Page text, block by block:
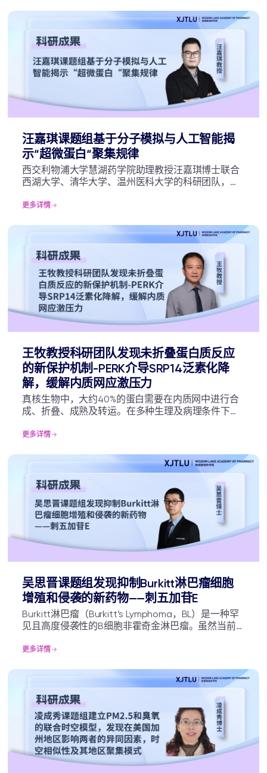
汪嘉琪课题组基于分子模拟与人工智能揭
示“超微蛋白“聚集规律
西交利物浦大学慧湖药学院助理教授汪嘉琪博士联合
西湖大学、清华大学、温州医科大学的科研团队，在
肽）聚集理论的研究论文：Aggregation Rules of
五肽在中性水溶液中的聚集规律及聚集体形貌形成规
律，为发展多肽药物及多肽医药功能材料（如抗菌水
凝胶、药物递送系统、免疫佐剂等）提供了坚实的理
论依据与海量的聚集多肽候选序列库。
更多详情
王牧教授科研团队发现未折叠蛋白质反应
的新保护机制-PERK介导SRP14泛素化降
解，缓解内质网应激压力
真核生物中，大约40%的蛋白需要在内质网中进行合
成、折叠、成熟及转运。在多种生理及病理条件下，
能力并导致内质网应激。内质网应激诱导一种进化保
反应(UPR)，在衰老、肿瘤及病毒感染等多种生理、病
理过程中均发挥重要作用。
更多详情
吴思晋课题组发现抑制Burkitt淋巴瘤细胞
增殖和侵袭的新药物——刺五加苷E
Burkitt淋巴瘤（Burkitt’s Lymphoma，BL）是一种罕
见且高度侵袭性的B细胞非霍奇金淋巴瘤。虽然当前
治疗性使得患者的治疗选择依然有限。因此，对其疗
更多详情